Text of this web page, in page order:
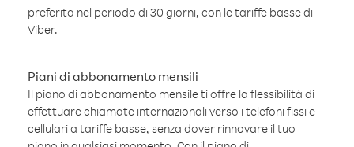
preferita nel periodo di 30 giorni, con le tariffe basse di
Viber.
Piani di abbonamento mensili
Il piano di abbonamento mensile ti offre la flessibilità di
effettuare chiamate internazionali verso i telefoni fissi e
cellulari a tariffe basse, senza dover rinnovare il tuo